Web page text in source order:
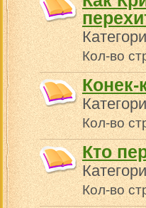
Кол-во
Конек-
Кол-во
Кто
Кол-во